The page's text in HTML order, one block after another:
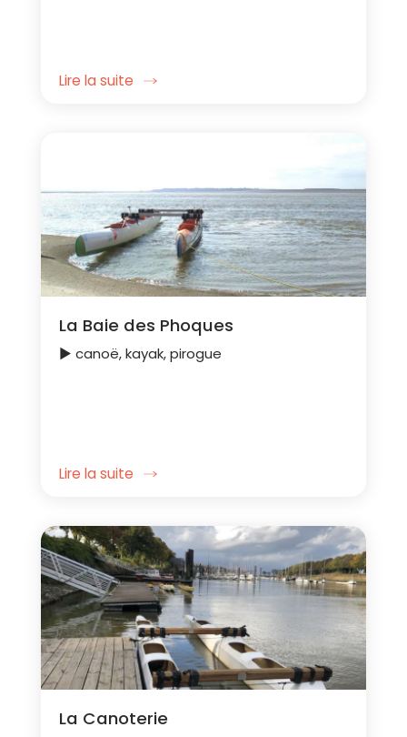
Lire la suite
La Baie des Phoques
► canoë, kayak, pirogue
Lire la suite
La Canoterie